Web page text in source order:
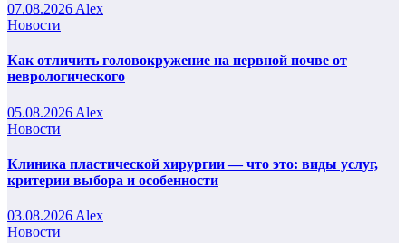
07.08.2026 Alex
Новости
Как отличить головокружение на нервной почве от
неврологического
05.08.2026 Alex
Новости
Клиника пластической хирургии — что это: виды услуг,
критерии выбора и особенности
03.08.2026 Alex
Новости